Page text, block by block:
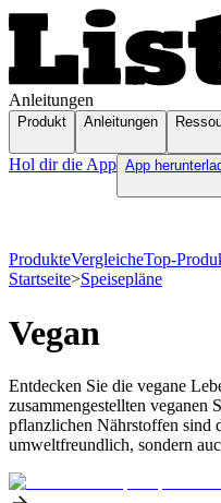
Anleitungen
Produkt Anleitungen
Hol dir die App App
ProdukteVergleicheTop-
Startseite>Speisepläne
Vegan
Entdecken Sie die vegane
zusammengestellten veganen
pflanzlichen Nährstoffen sind
umweltfreundlich, sondern